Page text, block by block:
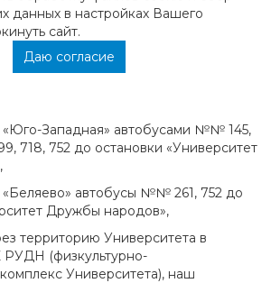
данных в настройках Вашего
сайт.
Даю согласие
Маклая, вл.4, соор.1.
«Юго-Западная» автобусами №№ 145,
718, 752 до остановки «Университет
«Беляево» автобусы №№ 261, 752 до
Дружбы народов»,
территорию Университета в
(физкультурно-
Университета), наш